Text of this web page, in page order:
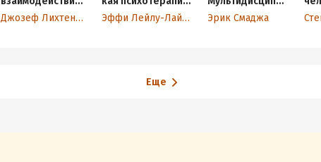
Теоретические и
практические Джозеф Лихтенберг
подростков,
страдающих
Эффи Лейлу-Лайнос
нарный подход
Эрик Смаджа
Еще